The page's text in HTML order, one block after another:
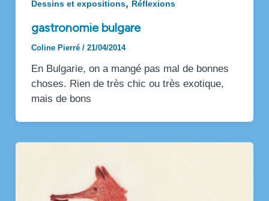
Dessins et expositions, Réflexions
gastronomie bulgare
Coline Pierré / 21/04/2014
En Bulgarie, on a mangé pas mal de bonnes
choses. Rien de très chic ou très exotique,
mais de bons